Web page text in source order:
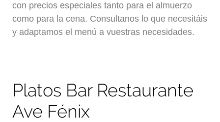
con precios especiales tanto para el almuerzo
como para la cena. Consultanos lo que necesitáis
y adaptamos el menú a vuestras necesidades.
Platos Bar Restaurante
Ave Fénix